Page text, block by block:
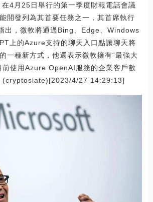
4月25日舉行的第一季度財報電話會議
開發列為其首要任務之一，其首席執行
出，微軟將通過Bing、Edge、Windows
上的Azure支持的聊天入口點讓聊天將
一種新方式，他還表示微軟擁有“最強大
前使用Azure OpenAI服務的企業客戶數
(cryptoslate)[2023/4/27 14:29:13]